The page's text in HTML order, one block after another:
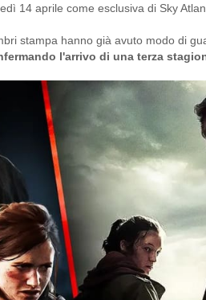
14 aprile come esclusiva di Sky
stampa hanno già avuto modo di
l'arrivo di una terza